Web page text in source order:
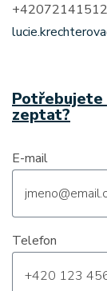
zeptat?
E-mail
Telefon